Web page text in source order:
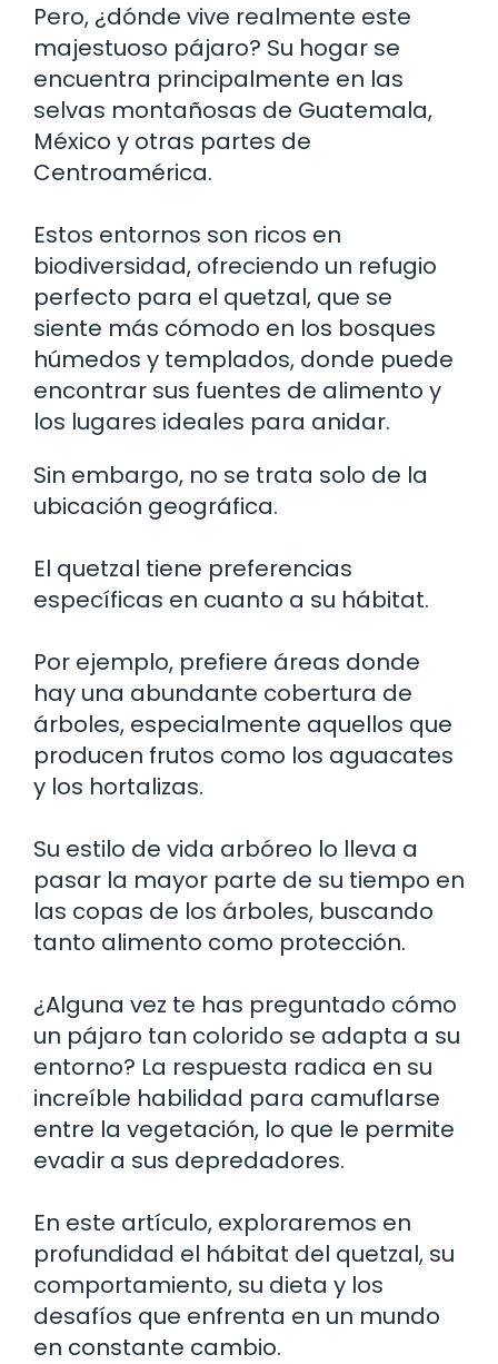
Pero, ¿dónde vive realmente este
majestuoso pájaro? Su hogar se
encuentra principalmente en las
selvas montañosas de Guatemala,
México y otras partes de
Centroamérica.
Estos entornos son ricos en
biodiversidad, ofreciendo un refugio
perfecto para el quetzal, que se
siente más cómodo en los bosques
húmedos y templados, donde puede
encontrar sus fuentes de alimento y
los lugares ideales para anidar.
Sin embargo, no se trata solo de la
ubicación geográfica.
El quetzal tiene preferencias
específicas en cuanto a su hábitat.
Por ejemplo, prefiere áreas donde
hay una abundante cobertura de
árboles, especialmente aquellos que
producen frutos como los aguacates
y los hortalizas.
Su estilo de vida arbóreo lo lleva a
pasar la mayor parte de su tiempo en
las copas de los árboles, buscando
tanto alimento como protección.
¿Alguna vez te has preguntado cómo
un pájaro tan colorido se adapta a su
entorno? La respuesta radica en su
increíble habilidad para camuflarse
entre la vegetación, lo que le permite
evadir a sus depredadores.
En este artículo, exploraremos en
profundidad el hábitat del quetzal, su
comportamiento, su dieta y los
desafíos que enfrenta en un mundo
en constante cambio.